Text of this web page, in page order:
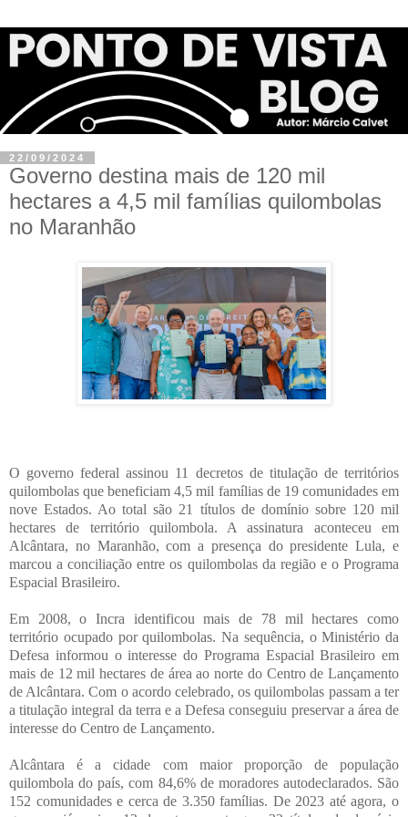
22/09/2024
Governo destina mais de 120 mil
hectares a 4,5 mil famílias quilombolas
no Maranhão
O governo federal assinou 11 decretos de titulação de territórios
quilombolas que beneficiam 4,5 mil famílias de 19 comunidades em
nove Estados. Ao total são 21 títulos de domínio sobre 120 mil
hectares de território quilombola. A assinatura aconteceu em
Alcântara, no Maranhão, com a presença do presidente Lula, e
marcou a conciliação entre os quilombolas da região e o Programa
Espacial Brasileiro.
Em 2008, o Incra identificou mais de 78 mil hectares como
território ocupado por quilombolas. Na sequência, o Ministério da
Defesa informou o interesse do Programa Espacial Brasileiro em
mais de 12 mil hectares de área ao norte do Centro de Lançamento
de Alcântara. Com o acordo celebrado, os quilombolas passam a ter
a titulação integral da terra e a Defesa conseguiu preservar a área de
interesse do Centro de Lançamento.
Alcântara é a cidade com maior proporção de população
quilombola do país, com 84,6% de moradores autodeclarados. São
152 comunidades e cerca de 3.350 famílias. De 2023 até agora, o